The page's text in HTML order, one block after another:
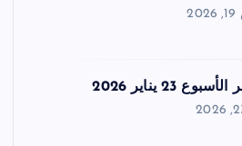
23 يناير 2026